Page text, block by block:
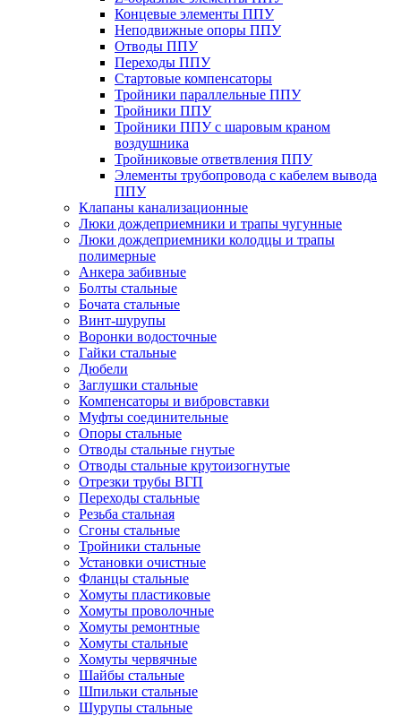
Концевые элементы ППУ
Неподвижные опоры ППУ
Отводы ППУ
Переходы ППУ
Стартовые компенсаторы
Тройники параллельные ППУ
Тройники ППУ
Тройники ППУ с шаровым краном
воздушника
Тройниковые ответвления ППУ
Элементы трубопровода с кабелем вывода
ППУ
Клапаны канализационные
Люки дождеприемники и трапы чугунные
Люки дождеприемники колодцы и трапы
полимерные
Анкера забивные
Болты стальные
Бочата стальные
Винт-шурупы
Воронки водосточные
Гайки стальные
Дюбели
Заглушки стальные
Компенсаторы и вибровставки
Муфты соединительные
Опоры стальные
Отводы стальные гнутые
Отводы стальные крутоизогнутые
Отрезки трубы ВГП
Переходы стальные
Резьба стальная
Сгоны стальные
Тройники стальные
Установки очистные
Фланцы стальные
Хомуты пластиковые
Хомуты проволочные
Хомуты ремонтные
Хомуты стальные
Хомуты червячные
Шайбы стальные
Шпильки стальные
Шурупы стальные